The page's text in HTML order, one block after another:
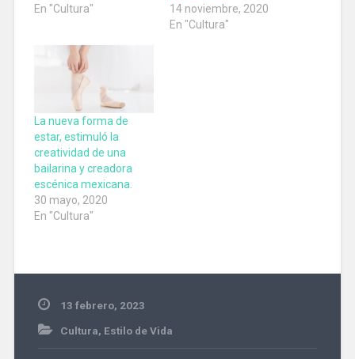
En "Cultura"
14 noviembre, 2020
En "Cultura"
La nueva forma de
estar, estimuló la
creatividad de una
bailarina y creadora
escénica mexicana.
30 mayo, 2020
En "Cultura"
13 febrero, 2023
Cultura, Estilo de Vida